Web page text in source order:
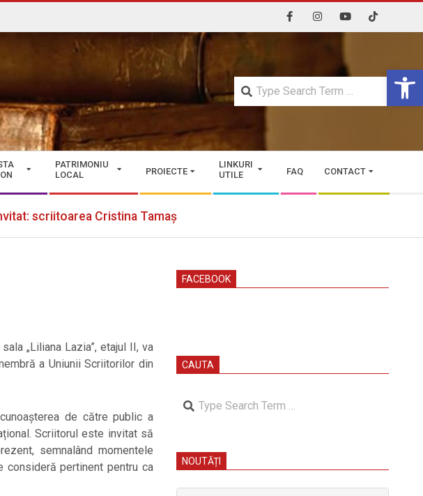
PATRIMONIU
LOCAL
PROIECTE
LINKURI
UTILE
FAQ CONTACT
scriitoarea Cristina Tamaș
„Liliana Lazia”, etajul II, va
a Uniunii Scriitorilor din
de către public a
Scriitorul este invitat să
semnalând momentele
pertinent pentru ca
FACEBOOK
CAUTA
Search
NOUTĂȚI